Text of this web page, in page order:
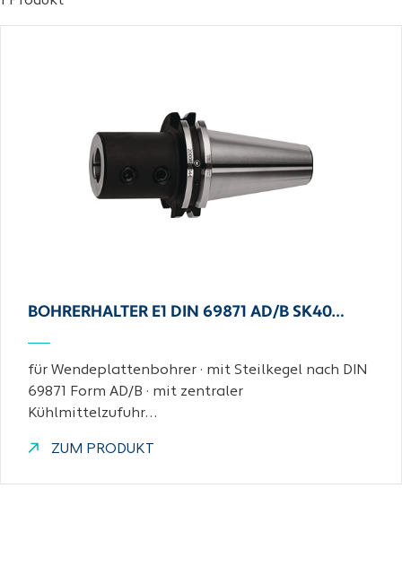
BOHRERHALTER E1 DIN 69871 AD/B SK40…
für Wendeplattenbohrer · mit Steilkegel nach DIN
69871 Form AD/B · mit zentraler
Kühlmittelzufuhr…
ZUM PRODUKT